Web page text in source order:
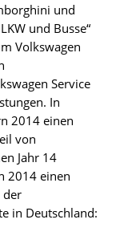
und
und Busse“
Volkswagen
Service
In
2014 einen
von
Jahr 14
2014 einen
der
in Deutschland: